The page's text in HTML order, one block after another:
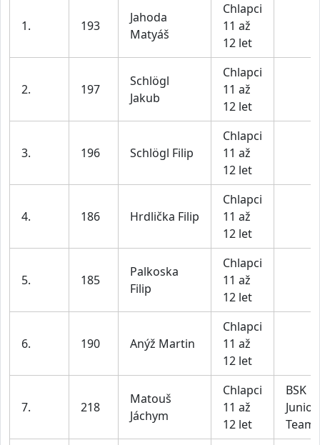
1. 193
Jahoda
Matyáš
Chlapci
11 až
12 let
2. 197
Schlögl
Jakub
Chlapci
11 až
12 let
3. 196 Schlögl Filip
Chlapci
11 až
12 let
4. 186 Hrdlička Filip
Chlapci
11 až
12 let
5. 185
Palkoska
Filip
Chlapci
11 až
12 let
6. 190 Anýž Martin
Chlapci
11 až
12 let
7. 218
Matouš
Jáchym
Chlapci
11 až
12 let
BSK
Team